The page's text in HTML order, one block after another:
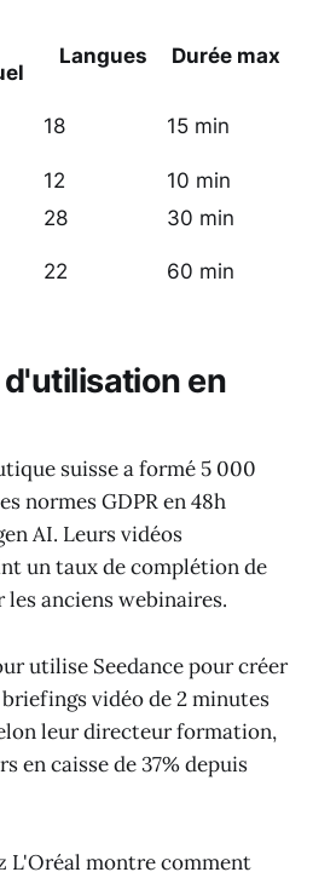
Langues Durée max
18 15 min
12
10 min
28
30 min
22 60 min
en
suisse a formé 5 000
normes GDPR en 48h
AI. Leurs vidéos
un taux de complétion de
anciens webinaires.
utilise Seedance pour créer
vidéo de 2 minutes
leur directeur formation,
en caisse de 37% depuis
L'Oréal montre comment